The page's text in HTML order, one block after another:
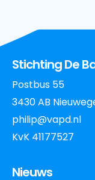
Stichting De
Postbus 55
3430 AB
philip@vapd.nl
KvK 41177527
Nieuws